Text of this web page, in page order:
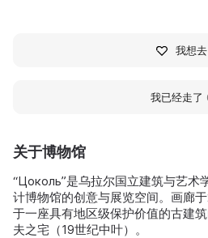
关于博物馆
“Цоколь”是乌拉尔国立建筑与艺术
计博物馆的创意与展览空间。画廊
于一座具有地区级保护价值的古建
夫之宅（19世纪中叶）。
我想去
我已经走了